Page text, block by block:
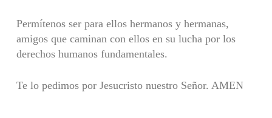
Permítenos ser para ellos hermanos y hermanas,
amigos que caminan con ellos en su lucha por los
derechos humanos fundamentales.
Te lo pedimos por Jesucristo nuestro Señor. AMEN